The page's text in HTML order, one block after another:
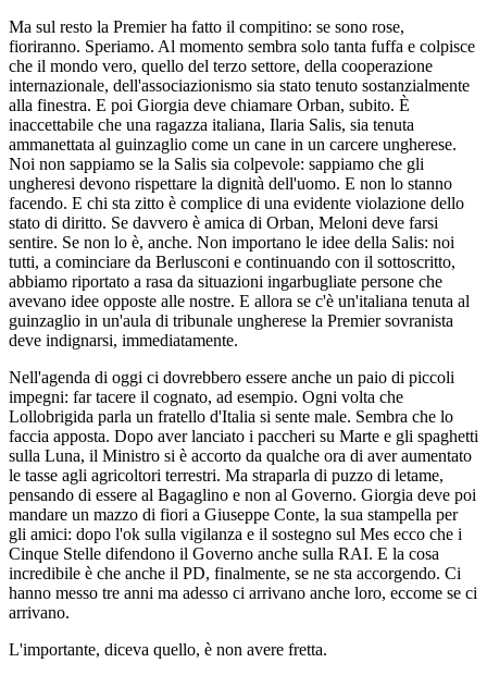
Ma sul resto la Premier ha fatto il compitino: se sono rose,
fioriranno. Speriamo. Al momento sembra solo tanta fuffa e colpisce
che il mondo vero, quello del terzo settore, della cooperazione
internazionale, dell'associazionismo sia stato tenuto sostanzialmente
alla finestra. E poi Giorgia deve chiamare Orban, subito. È
inaccettabile che una ragazza italiana, Ilaria Salis, sia tenuta
ammanettata al guinzaglio come un cane in un carcere ungherese.
Noi non sappiamo se la Salis sia colpevole: sappiamo che gli
ungheresi devono rispettare la dignità dell'uomo. E non lo stanno
facendo. E chi sta zitto è complice di una evidente violazione dello
stato di diritto. Se davvero è amica di Orban, Meloni deve farsi
sentire. Se non lo è, anche. Non importano le idee della Salis: noi
tutti, a cominciare da Berlusconi e continuando con il sottoscritto,
abbiamo riportato a rasa da situazioni ingarbugliate persone che
avevano idee opposte alle nostre. E allora se c'è un'italiana tenuta al
guinzaglio in un'aula di tribunale ungherese la Premier sovranista
deve indignarsi, immediatamente.
Nell'agenda di oggi ci dovrebbero essere anche un paio di piccoli
impegni: far tacere il cognato, ad esempio. Ogni volta che
Lollobrigida parla un fratello d'Italia si sente male. Sembra che lo
faccia apposta. Dopo aver lanciato i paccheri su Marte e gli spaghetti
sulla Luna, il Ministro si è accorto da qualche ora di aver aumentato
le tasse agli agricoltori terrestri. Ma straparla di puzzo di letame,
pensando di essere al Bagaglino e non al Governo. Giorgia deve poi
mandare un mazzo di fiori a Giuseppe Conte, la sua stampella per
gli amici: dopo l'ok sulla vigilanza e il sostegno sul Mes ecco che i
Cinque Stelle difendono il Governo anche sulla RAI. E la cosa
incredibile è che anche il PD, finalmente, se ne sta accorgendo. Ci
hanno messo tre anni ma adesso ci arrivano anche loro, eccome se ci
arrivano.
L'importante, diceva quello, è non avere fretta.